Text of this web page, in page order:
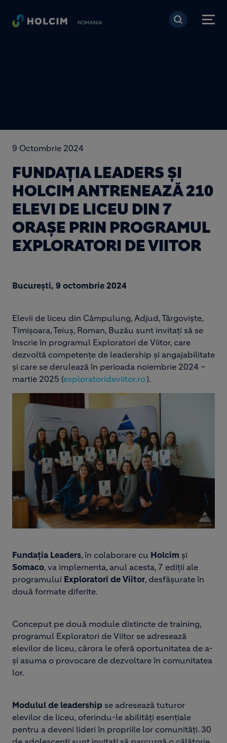
Mergi la conţinutul
ROMANIA
9 Octombrie 2024
FUNDAȚIA LEADERS ȘI
HOLCIM ANTRENEAZĂ 210
ELEVI DE LICEU DIN 7
ORAȘE PRIN PROGRAMUL
EXPLORATORI DE VIITOR
București, 9 octombrie 2024
Elevii de liceu din Câmpulung, Adjud, Târgoviște,
Timișoara, Teiuș, Roman, Buzău sunt invitați să se
înscrie în programul Exploratori de Viitor, care
dezvoltă competențe de leadership și angajabilitate
și care se derulează în perioada noiembrie 2024 –
martie 2025 (exploratorideviitor.ro).
Image
Fundația Leaders, în colaborare cu Holcim și
Somaco, va implementa, anul acesta, 7 ediții ale
programului Exploratori de Viitor, desfășurate în
două formate diferite.
Conceput pe două module distincte de training,
programul Exploratori de Viitor se adresează
elevilor de liceu, cărora le oferă oportunitatea de a-
și asuma o provocare de dezvoltare în comunitatea
lor.
Modulul de leadership se adresează tuturor
elevilor de liceu, oferindu-le abilități esențiale
pentru a deveni lideri în propriile lor comunități. 30